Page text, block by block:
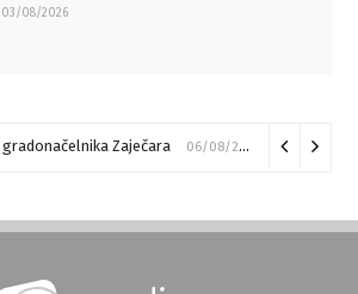
03/08/2026
Zaječara 06/08/2026